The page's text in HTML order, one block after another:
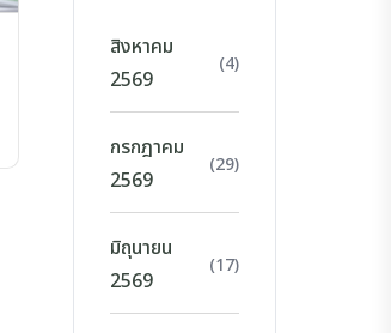
สิงหาคม
2569
(4)
กรกฎาคม
2569
(29)
มิถุนายน
2569
(17)